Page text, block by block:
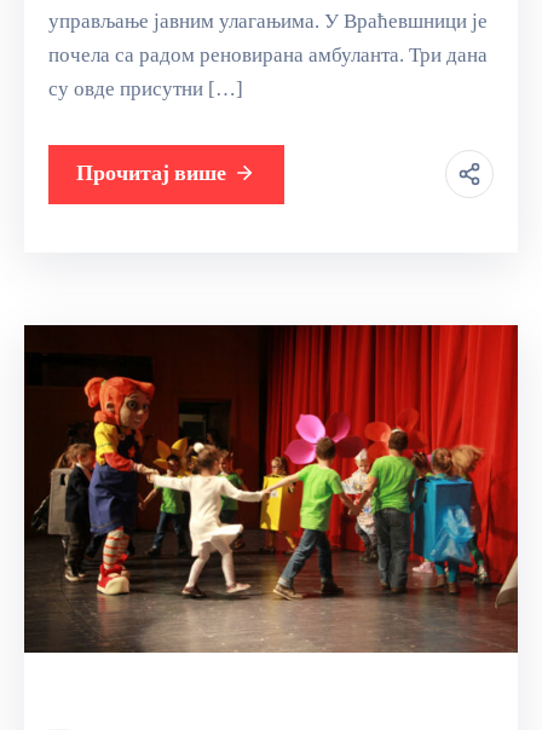
управљање јавним улагањима. У Враћевшници је
почела са радом реновирана амбуланта. Три дана
су овде присутни […]
Прочитај више